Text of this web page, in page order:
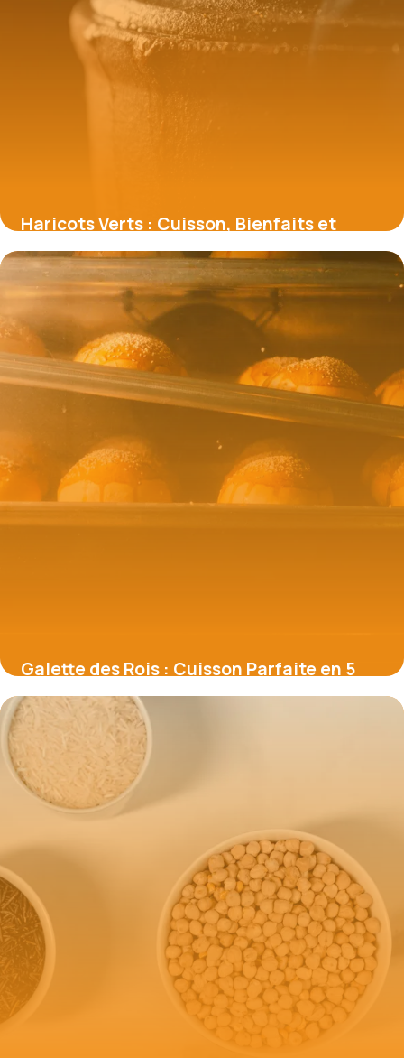
Haricots Verts : Cuisson, Bienfaits et
Recettes
25 mai 2026
Galette des Rois : Cuisson Parfaite en 5
Étapes
23 mai 2026